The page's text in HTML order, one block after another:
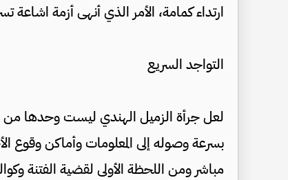
ارتداء كمامة، الأمر الذي أنهى أزمة
التواجد السريع
لعل جرأة الزميل الهندي ليست وحدها من
بسرعة وصوله إلى المعلومات وأماكن وقوع
مباشر ومن اللحظة الأولى لقضية الفتنة